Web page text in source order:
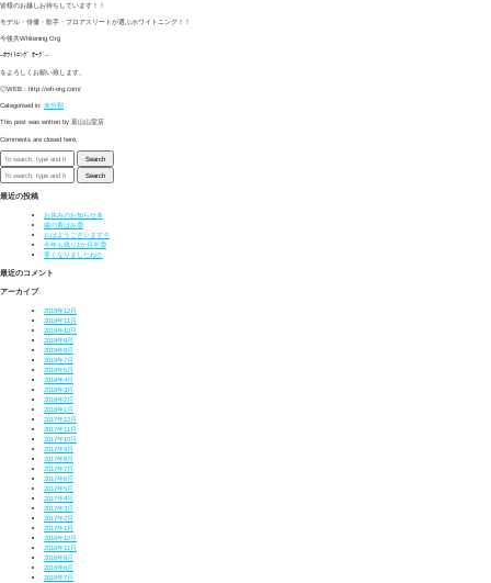
皆様のお越しお待ちしています！！
モデル・俳優・歌手・プロアスリートが選ぶホワイトニング！！
今後共Whitening Org
–ﾎﾜｲﾄﾆﾝｸﾞ ｵｰｸﾞ–
をよろしくお願い致します。
◎WEB：http://wh-org.com/
Categorised in: 未分類
This post was written by 富山山室店
Comments are closed here.
Search
Search
最近の投稿
お休みのお知らせ🎍
歯の黄ばみ😨
おはようございます🌞
今年も残り1か月半😨
寒くなりましたね⛄
最近のコメント
アーカイブ
2019年12月
2019年11月
2019年10月
2019年9月
2019年8月
2019年7月
2018年5月
2018年4月
2018年3月
2018年2月
2018年1月
2017年12月
2017年11月
2017年10月
2017年9月
2017年8月
2017年7月
2017年6月
2017年5月
2017年4月
2017年3月
2017年2月
2017年1月
2016年12月
2016年11月
2016年9月
2016年8月
2016年7月